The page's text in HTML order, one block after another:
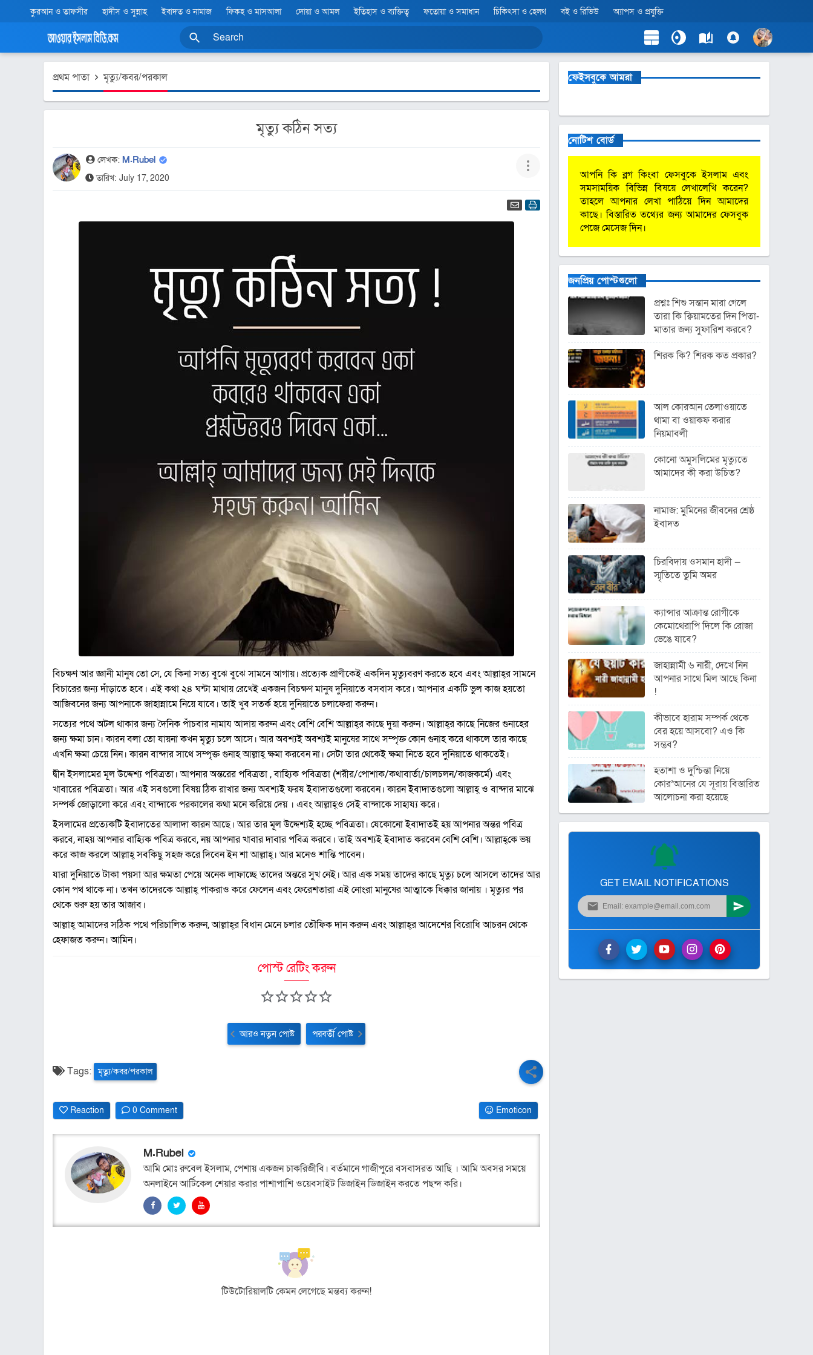
কুরআন ও তাফসীর হাদীস ও সুন্নাহ ইবাদত ও নামাজ ফিকহ ও মাসআলা দোয়া ও আমল ইতিহাস ও ব্যক্তিত্ব ফতোয়া ও সমাধান চিকিৎসা ও হেলথ বই ও রিভিউ অ্যাপস ও প্রযুক্তি
প্রথম পাতা মৃত্যু/কবর/পরকাল
মৃত্যু কঠিন সত্য
লেখক: M.Rubel
তারিখ: July 17, 2020
বিচক্ষণ আর জ্ঞানী মানুষ তো সে, যে কিনা সত্য বুঝে বুঝে সামনে আগায়। প্রত্যেক প্রাণীকেই একদিন মৃত্যুবরণ করতে হবে এবং আল্লাহ্‌র সামনে
বিচারের জন্য দাঁড়াতে হবে। এই কথা ২৪ ঘন্টা মাথায় রেখেই একজন বিচক্ষণ মানুষ দুনিয়াতে বসবাস করে। আপনার একটি ভুল কাজ হয়তো
আজিবনের জন্য আপনাকে জাহান্নামে নিয়ে যাবে। তাই খুব সতর্ক হয়ে দুনিয়াতে চলাফেরা করুন।
সত্যের পথে অটল থাকার জন্য দৈনিক পাঁচবার নামায আদায় করুন এবং বেশি বেশি আল্লাহ্‌র কাছে দুয়া করুন। আল্লাহ্‌র কাছে নিজের গুনাহের
জন্য ক্ষমা চান। কারন বলা তো যায়না কখন মৃত্যু চলে আসে। আর অবশ্যই অবশ্যই মানুষের সাথে সম্পৃক্ত কোন গুনাহ করে থাকলে তার কাছে
এখনি ক্ষমা চেয়ে নিন। কারন বান্দার সাথে সম্পৃক্ত গুনাহ আল্লাহ্‌ ক্ষমা করবেন না। সেটা তার থেকেই ক্ষমা নিতে হবে দুনিয়াতে থাকতেই।
দ্বীন ইসলামের মূল উদ্দেশ্য পবিত্রতা। আপনার অন্তরের পবিত্রতা , বাহ্যিক পবিত্রতা (শরীর/পোশাক/কথাবার্তা/চালচলন/কাজকর্মে) এবং
খাবারের পবিত্রতা। আর এই সবগুলো বিষয় ঠিক রাখার জন্য অবশ্যই ফরয ইবাদাতগুলো করবেন। কারন ইবাদাতগুলো আল্লাহ্‌ ও বান্দার মাঝে
সম্পর্ক জোড়ালো করে এবং বান্দাকে পরকালের কথা মনে করিয়ে দেয় । এবং আল্লাহ্‌ও সেই বান্দাকে সাহায্য করে।
ইসলামের প্রত্যেকটি ইবাদাতের আলাদা কারন আছে। আর তার মূল উদ্দেশ্যই হচ্ছে পবিত্রতা। যেকোনো ইবাদাতই হয় আপনার অন্তর পবিত্র
করবে, নাহয় আপনার বাহ্যিক পবিত্র করবে, নয় আপনার খাবার দাবার পবিত্র করবে। তাই অবশ্যই ইবাদাত করবেন বেশি বেশি। আল্লাহ্‌কে ভয়
করে কাজ করলে আল্লাহ্‌ সবকিছু সহজ করে দিবেন ইন শা আল্লাহ্‌। আর মনেও শান্তি পাবেন।
যারা দুনিয়াতে টাকা পয়সা আর ক্ষমতা পেয়ে অনেক লাফাচ্ছে তাদের অন্তরে সুখ নেই। আর এক সময় তাদের কাছে মৃত্যু চলে আসলে তাদের আর
কোন পথ থাকে না। তখন তাদেরকে আল্লাহ্‌ পাকরাও করে ফেলেন এবং ফেরেশতারা এই নোংরা মানুষের আত্মাকে ধিক্কার জানায় । মৃত্যুর পর
থেকে শুরু হয় তার আজাব।
আল্লাহ্‌ আমাদের সঠিক পথে পরিচালিত করুন, আল্লাহ্‌র বিধান মেনে চলার তৌফিক দান করুন এবং আল্লাহ্‌র আদেশের বিরোধি আচরন থেকে
হেফাজত করুন। আমিন।
পোস্ট রেটিং করুন
আরও নতুন পোষ্ট পরবর্তী পোষ্ট
Tags: মৃত্যু/কবর/পরকাল
Reaction 0 Comment Emoticon
M.Rubel
আমি মোঃ রুবেল ইসলাম, পেশায় একজন চাকরিজীবি। বর্তমানে গাজীপুরে বসবাসরত আছি । আমি অবসর সময়ে
অনলাইনে আর্টিকেল শেয়ার করার পাশাপাশি ওয়েবসাইট ডিজাইন ডিজাইন করতে পছন্দ করি।
টিউটোরিয়ালটি কেমন লেগেছে মন্তব্য করুন!
ফেইসবুকে আমরা
নোটিশ বোর্ড
আপনি কি ব্লগ কিংবা ফেসবুকে ইসলাম এবং
সমসাময়িক বিভিন্ন বিষয়ে লেখালেখি করেন?
তাহলে আপনার লেখা পাঠিয়ে দিন আমাদের
কাছে। বিস্তারিত তথ্যের জন্য আমাদের ফেসবুক
পেজে মেসেজ দিন।
জনপ্রিয় পোস্টগুলো
প্রশ্নঃ শিশু সন্তান মারা গেলে
তারা কি ক্বিয়ামতের দিন পিতা-
মাতার জন্য সুফারিশ করবে?
শিরক কি? শিরক কত প্রকার?
আল কোরআন তেলাওয়াতে
থামা বা ওয়াকফ করার
নিয়মাবলী
কোনো অমুসলিমের মৃত্যুতে
আমাদের কী করা উচিত?
নামাজ: মুমিনের জীবনের শ্রেষ্ঠ
ইবাদত
চিরবিদায় ওসমান হাদী —
স্মৃতিতে তুমি অমর
ক্যান্সার আক্রান্ত রোগীকে
কেমোথেরাপি দিলে কি রোজা
ভেঙে যাবে?
জাহান্নামী ৬ নারী, দেখে নিন
আপনার সাথে মিল আছে কিনা
!
কীভাবে হারাম সম্পর্ক থেকে
বের হয়ে আসবো? এও কি
সম্ভব?
হতাশা ও দুশ্চিন্তা নিয়ে
কোর’আনের যে সূরায় বিস্তারিত
আলোচনা করা হয়েছে
GET EMAIL NOTIFICATIONS